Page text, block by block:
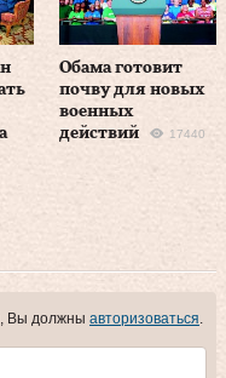
Обама готовит
почву для новых
военных
действий
17440
Вы должны авторизоваться.